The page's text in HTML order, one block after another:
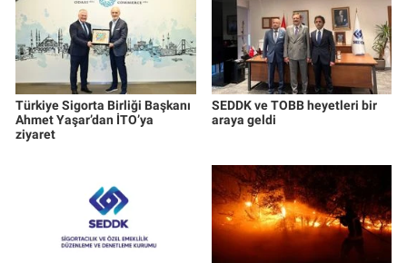
Türkiye Sigorta Birliği Başkanı
Ahmet Yaşar’dan İTO’ya
ziyaret
SEDDK ve TOBB heyetleri bir
araya geldi